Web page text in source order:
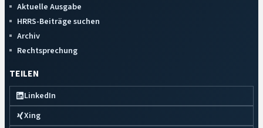
Aktuelle Ausgabe
HRRS-Beiträge suchen
Archiv
Rechtsprechung
TEILEN
LinkedIn
Xing